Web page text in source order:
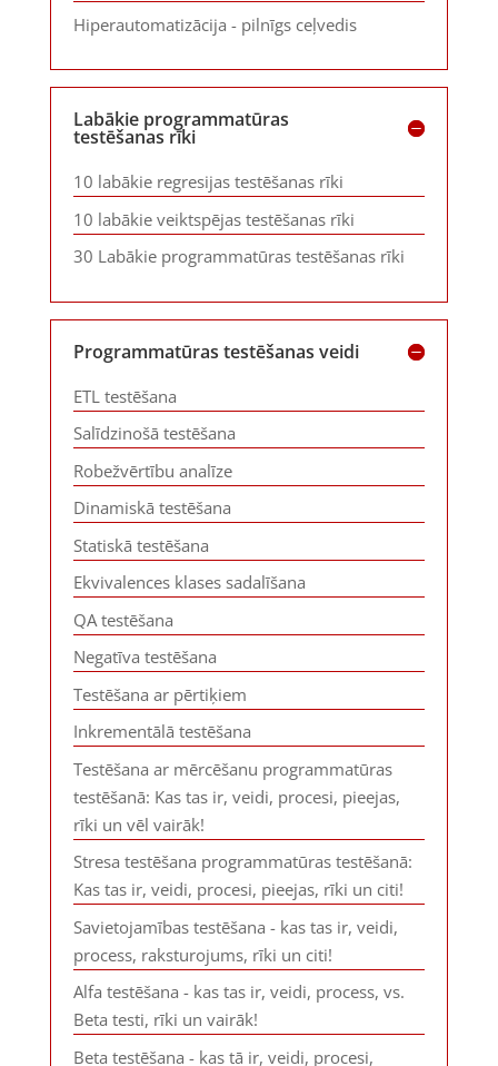
Hiperautomatizācija - pilnīgs ceļvedis
Labākie programmatūras
testēšanas rīki
10 labākie regresijas testēšanas rīki
10 labākie veiktspējas testēšanas rīki
30 Labākie programmatūras testēšanas rīki
Programmatūras testēšanas veidi
ETL testēšana
Salīdzinošā testēšana
Robežvērtību analīze
Dinamiskā testēšana
Statiskā testēšana
Ekvivalences klases sadalīšana
QA testēšana
Negatīva testēšana
Testēšana ar pērtiķiem
Inkrementālā testēšana
Testēšana ar mērcēšanu programmatūras
testēšanā: Kas tas ir, veidi, procesi, pieejas,
rīki un vēl vairāk!
Stresa testēšana programmatūras testēšanā:
Kas tas ir, veidi, procesi, pieejas, rīki un citi!
Savietojamības testēšana - kas tas ir, veidi,
process, raksturojums, rīki un citi!
Alfa testēšana - kas tas ir, veidi, process, vs.
Beta testi, rīki un vairāk!
Beta testēšana - kas tā ir, veidi, procesi,